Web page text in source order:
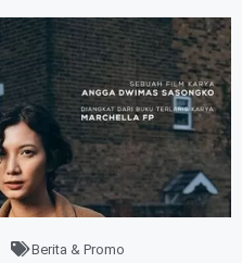
Berita & Promo